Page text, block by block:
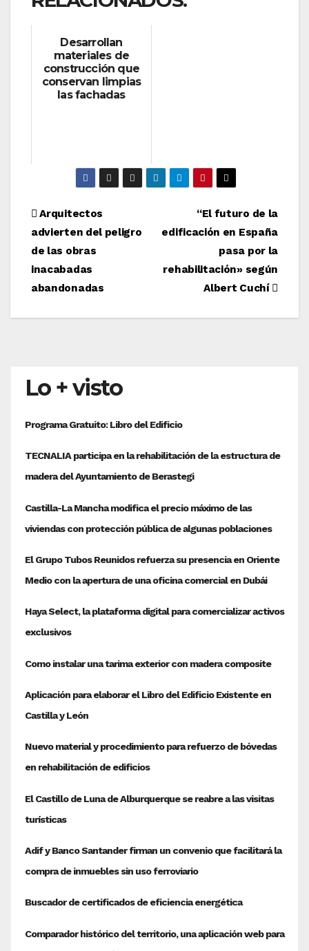
Desarrollan
materiales de
construcción que
conservan limpias
las fachadas
Navegación
de
entradas
“El futuro de la
edificación en España
pasa por la
rehabilitación» según
Albert Cuchí
Arquitectos
advierten del peligro
de las obras
inacabadas
abandonadas
Lo + visto